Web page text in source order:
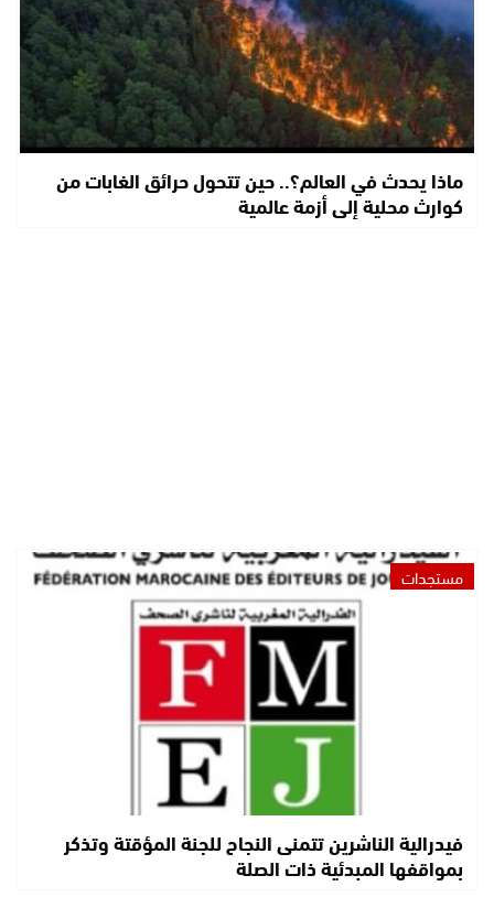
ماذا يحدث في العالم؟.. حين تتحول حرائق الغابات من
كوارث محلية إلى أزمة عالمية
مستجدات
فيدرالية الناشرين تتمنى النجاح للجنة المؤقتة وتذكر
بمواقفها المبدئية ذات الصلة